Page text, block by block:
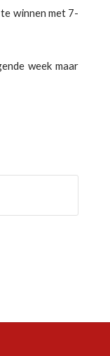
winnen met 7-
week maar